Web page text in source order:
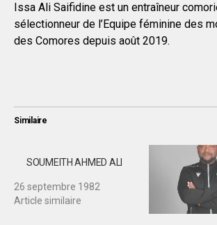
Issa Ali Saifidine est un entraîneur
sélectionneur de l’Equipe féminine des
des Comores depuis août 2019.
Similaire
SOUMEITH AHMED ALI
26 septembre 1982
Article similaire